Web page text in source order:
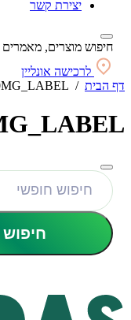
יצירת קשר
חיפוש מוצרים, מאמרים
לרכישה אונליין
דף הבית /
צורת
הגשה
חיפוש
חופשי
חיפוש